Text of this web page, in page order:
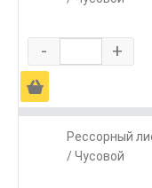
- +
Ä
Рессорный
/ Чусовой